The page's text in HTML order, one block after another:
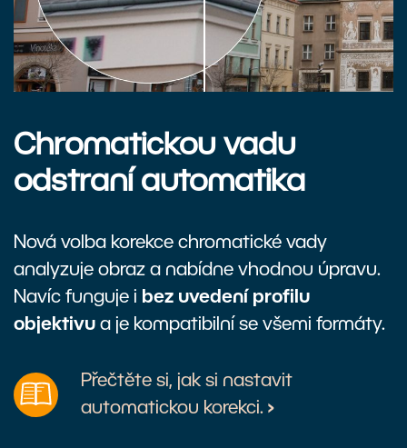
Chromatickou vadu
odstraní automatika
Nová volba korekce chromatické vady
analyzuje obraz a nabídne vhodnou úpravu.
Navíc funguje i bez uvedení profilu
objektivu a je kompatibilní se všemi formáty.
Přečtěte si, jak si nastavit
automatickou korekci. ›